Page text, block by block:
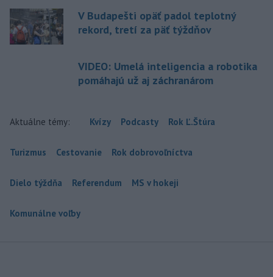
V Budapešti opäť padol teplotný
rekord, tretí za päť týždňov
VIDEO: Umelá inteligencia a robotika
pomáhajú už aj záchranárom
Aktuálne témy: Kvízy Podcasty Rok Ľ.Štúra
Turizmus Cestovanie Rok dobrovoľníctva
Dielo týždňa Referendum MS v hokeji
Komunálne voľby